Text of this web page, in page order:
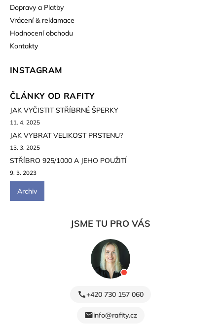
Dopravy a Platby
Vrácení & reklamace
Hodnocení obchodu
Kontakty
INSTAGRAM
ČLÁNKY OD RAFITY
JAK VYČISTIT STŘÍBRNÉ ŠPERKY
11. 4. 2025
JAK VYBRAT VELIKOST PRSTENU?
13. 3. 2025
STŘÍBRO 925/1000 A JEHO POUŽITÍ
9. 3. 2023
Archiv
JSME TU PRO VÁS
+420 730 157 060
info@rafity.cz